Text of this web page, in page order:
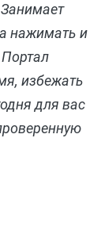
нажимать и
Портал
избежать
для вас